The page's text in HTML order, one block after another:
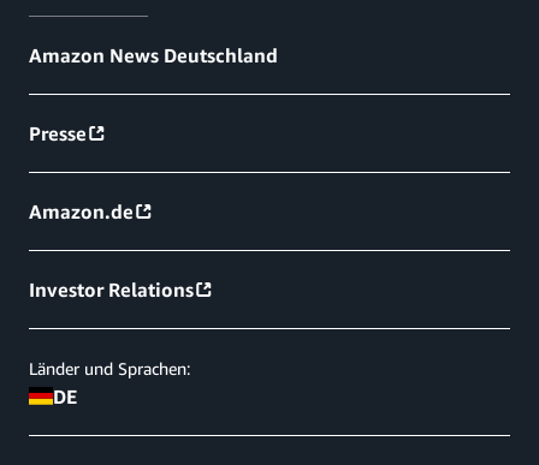
Amazon News Deutschland
Presse
Amazon.de
Investor Relations
Länder und Sprachen:
DE